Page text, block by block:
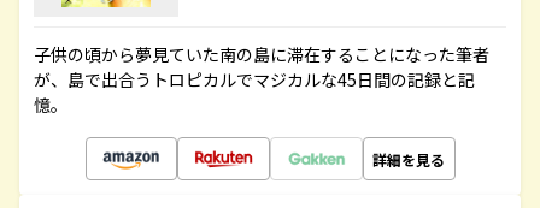
子供の頃から夢見ていた南の島に滞在することになった筆者
が、島で出合うトロピカルでマジカルな45日間の記録と記
憶。
詳細を見る